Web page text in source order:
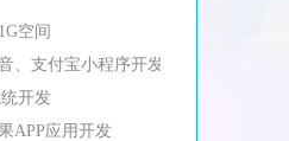
空间
、支付宝小程序开发
开发
APP应用开发